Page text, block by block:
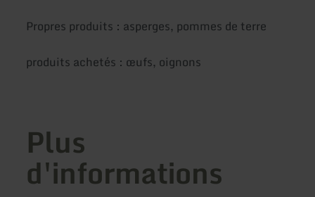
Propres produits : asperges, pommes de terre
produits achetés : œufs, oignons
Plus
d'informations